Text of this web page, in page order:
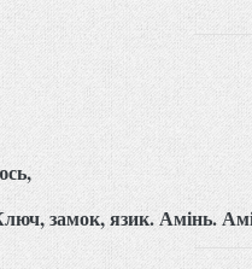
замок, язик. Амінь.